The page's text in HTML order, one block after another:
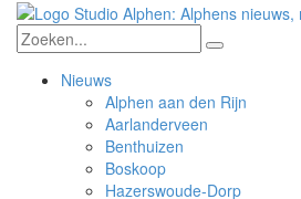
Nieuws
Alphen aan den Rijn
Aarlanderveen
Benthuizen
Boskoop
Hazerswoude-Dorp